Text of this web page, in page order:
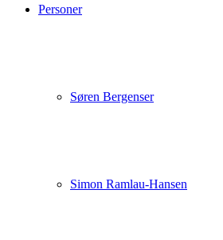
Personer
Søren Bergenser
Simon Ramlau-Hansen